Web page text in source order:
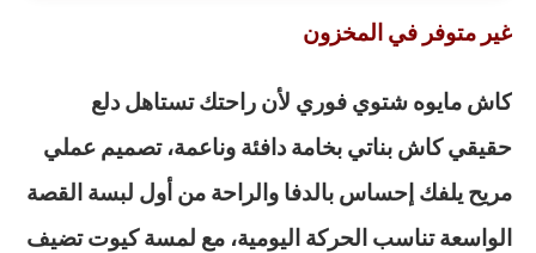
غير متوفر في المخزون
كاش مايوه شتوي فوري لأن راحتك تستاهل دلع
حقيقي كاش بناتي بخامة دافئة وناعمة، تصميم عملي
مريح يلفك إحساس بالدفا والراحة من أول لبسة القصة
الواسعة تناسب الحركة اليومية، مع لمسة كيوت تضيف